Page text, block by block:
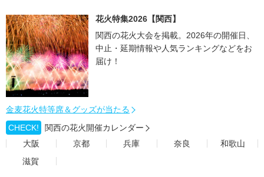
花火特集2026【関西】
関西の花火大会を掲載。2026年の開催日、
中止・延期情報や人気ランキングなどをお
届け！
金麦花火特等席＆グッズが当たる
CHECK!
関西の花火開催カレンダー
大阪
京都 兵庫 奈良
和歌山
滋賀